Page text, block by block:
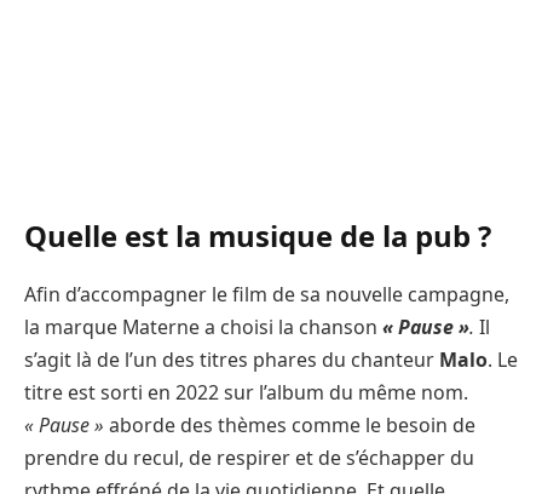
Quelle est la musique de la pub ?
Afin d’accompagner le film de sa nouvelle campagne,
la marque Materne a choisi la chanson « Pause ». Il
s’agit là de l’un des titres phares du chanteur Malo. Le
titre est sorti en 2022 sur l’album du même nom.
« Pause » aborde des thèmes comme le besoin de
prendre du recul, de respirer et de s’échapper du